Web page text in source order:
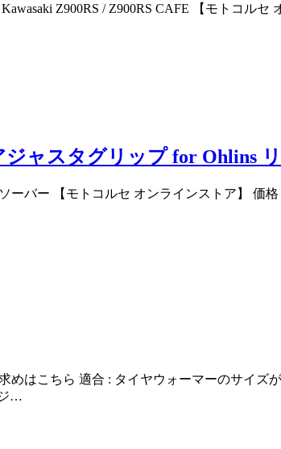
Z900RS / Z900RS CAFE 【モトコルセ
ジャスタグリップ for Ohlins
バー 【モトコルセ オンラインストア】 価
めはこちら 適合 : タイヤウォーマーのサイズ
…